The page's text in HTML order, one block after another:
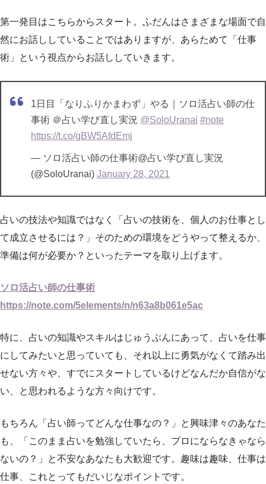
第一発目はこちらからスタート。ふだんはさまざまな場面で自
然にお話ししていることではありますが、あらためて「仕事
術」という視点からお話ししていきます。
1日目「なりふりかまわず」やる｜ソロ活占い師の仕
事術 ＠占い学び直し実況 @SoloUranai #note
https://t.co/gBW5AfdEmj
— ソロ活占い師の仕事術@占い学び直し実況
(@SoloUranai) January 28, 2021
占いの技法や知識ではなく「占いの技術を、個人のお仕事とし
て成立させるには？」そのための環境をどうやって整えるか、
準備は何が必要か？といったテーマを取り上げます。
ソロ活占い師の仕事術
https://note.com/5elements/n/n63a8b061e5ac
特に、占いの知識やスキルはじゅうぶんにあって、占いを仕事
にしてみたいと思っていても、それ以上に勇気がなくて踏み出
せない方々や、すでにスタートしているけどなんだか自信がな
い、と思われるような方々向けです。
もちろん「占い師ってどんな仕事なの？」と興味津々のあなた
も、「このまま占いを勉強していたら、プロにならなきゃなら
ないの？」と不安なあなたも大歓迎です。趣味は趣味、仕事は
仕事、これとってもだいじなポイントです。